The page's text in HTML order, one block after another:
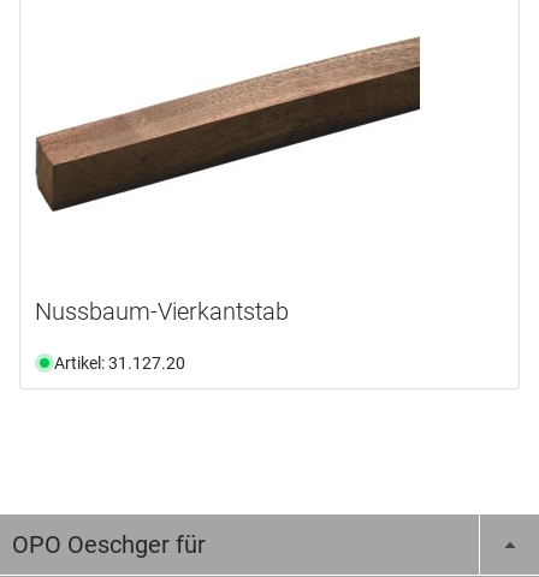
Nussbaum-Vierkantstab
Artikel: 31.127.20
OPO Oeschger für